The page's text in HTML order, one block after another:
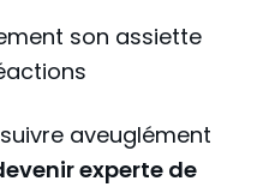
son assiette
aveuglément
experte de